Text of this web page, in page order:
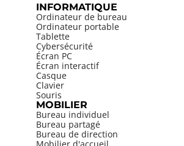
INFORMATIQUE
Ordinateur de bureau
Ordinateur portable
Tablette
Cybersécurité
Écran PC
Écran interactif
Casque
Clavier
Souris
MOBILIER
Bureau individuel
Bureau partagé
Bureau de direction